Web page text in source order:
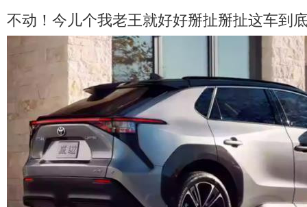
不动！今儿个我老王就好好掰扯掰扯这车到